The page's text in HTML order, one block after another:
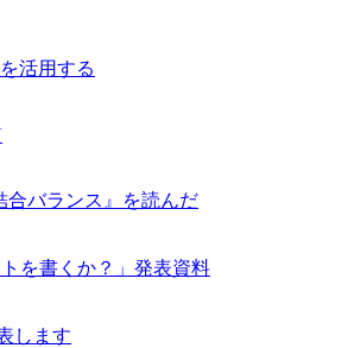
活用する
合バランス』を読んだ
を書くか？」発表資料
します